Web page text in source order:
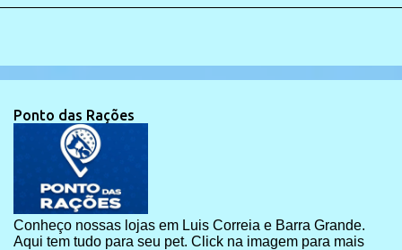
Ponto das Rações
Conheço nossas lojas em Luis Correia e Barra Grande.
Aqui tem tudo para seu pet. Click na imagem para mais